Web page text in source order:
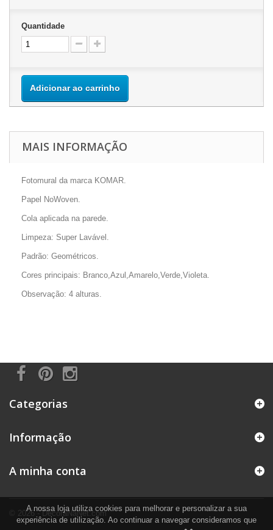
Quantidade
Adicionar ao carrinho
MAIS INFORMAÇÃO
Fotomural da marca KOMAR.
Papel NoWoven.
Cola aplicada na parede.
Limpeza: Super Lavável.
Padrão: Geométricos.
Cores principais: Branco,Azul,Amarelo,Verde,Violeta.
Observação: 4 alturas.
Categorias
Informação
© 2026 - DecoraNaNet.com
A minha conta
A nossa loja utiliza cookies para melhorar e personalizar a sua
experiência de utilização. Ao continuar a navegar consideramos que